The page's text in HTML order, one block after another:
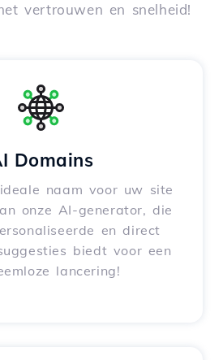
vertrouwen en snelheid!
Domains
naam voor uw site
onze AI-generator, die
en direct
biedt voor een
lancering!